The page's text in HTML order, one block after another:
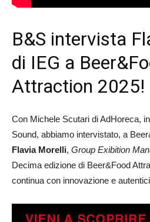
B&S intervista
di IEG a
Attraction 2025!
Con Michele Scutari di AdHoreca,
Sound, abbiamo intervistato, a
Flavia Morelli, Group Exibition
Decima edizione di Beer&Food
continua con innovazione e